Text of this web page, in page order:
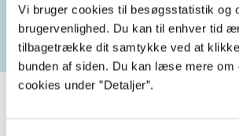
Vi bruger cookies til besøgsstatistik og
brugervenlighed. Du kan til enhver tid
tilbagetrække dit samtykke ved at klikke
bunden af siden. Du kan læse mere om
cookies under ”Detaljer”.
heste børnebøger ridning